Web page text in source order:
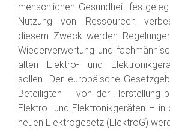
menschlichen Gesundheit
Nutzung von Ressourcen
diesem Zweck werden
Wiederverwertung und
alten Elektro- und
sollen. Der europäische
Beteiligten – von der Herstellung
Elektro- und Elektronikgeräten –
neuen Elektrogesetz (ElektroG)